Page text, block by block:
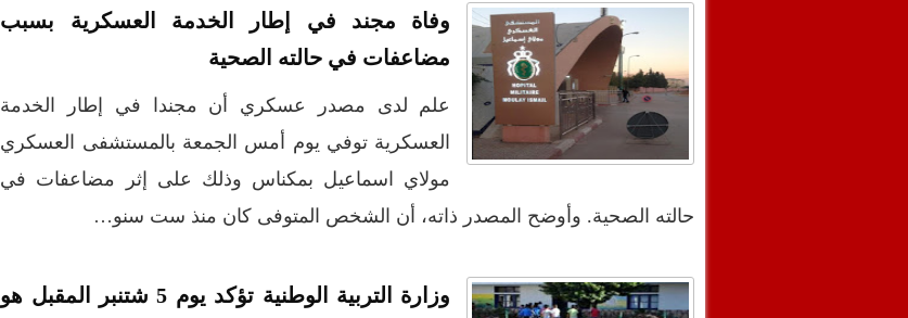
وفاة مجند في إطار الخدمة العسكرية بسبب
مضاعفات في حالته الصحية
علم لدى مصدر عسكري أن مجندا في إطار الخدمة
العسكرية توفي يوم أمس الجمعة بالمستشفى العسكري
مولاي اسماعيل بمكناس وذلك على إثر مضاعفات في
حالته الصحية. وأوضح المصدر ذاته، أن الشخص المتوفى كان منذ ست سنو…
وزارة التربية الوطنية تؤكد يوم 5 شتنبر المقبل هو